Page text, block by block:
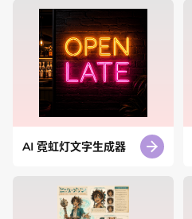
AI 霓虹灯文字生成器